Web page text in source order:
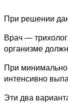
При решении
Врач —
организме
При
интенсивно
Эти два